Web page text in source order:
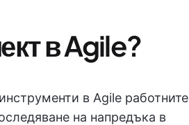
в Agile?
в Agile работните
на напредъка в